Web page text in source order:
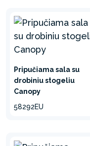
Pripučiama sala su
drobiniu stogeliu
Canopy
58292EU